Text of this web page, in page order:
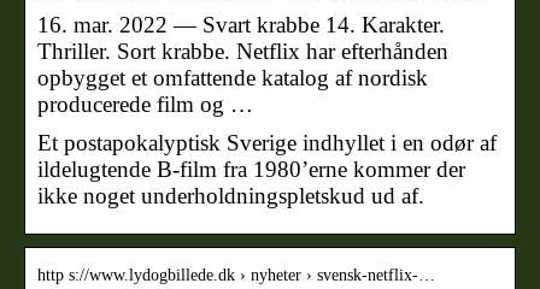
16. mar. 2022 — Svart krabbe 14. Karakter.
Thriller. Sort krabbe. Netflix har efterhånden
opbygget et omfattende katalog af nordisk
producerede film og …
Et postapokalyptisk Sverige indhyllet i en odør af
ildelugtende B-film fra 1980’erne kommer der
ikke noget underholdningspletskud ud af.
http s://www.lydogbillede.dk › nyheter › svensk-netflix-…